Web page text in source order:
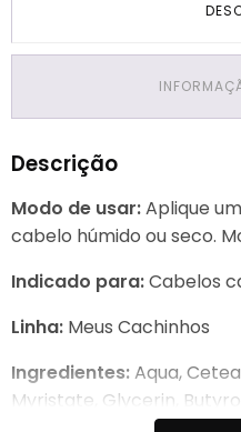
Descrição
Modo de usar:Aplique
cabelo húmido ou seco.
Indicado para:Cabelos
Linha: Meus Cachinhos
Ingredientes:Aqua,
Myristate, Glycerin,